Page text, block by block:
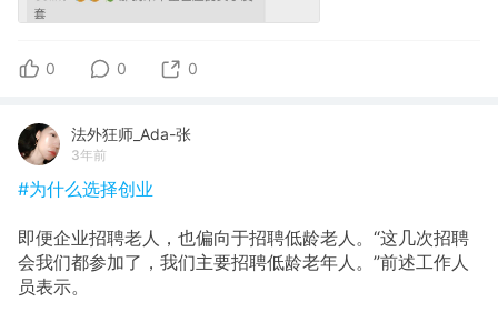
0 0 0
法外狂师_Ada-张
3年前
#为什么选择创业
即便企业招聘老人，也偏向于招聘低龄老人。“这几次招聘
会我们都参加了，我们主要招聘低龄老年人。”前述工作人
员表示。